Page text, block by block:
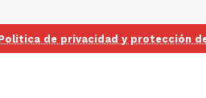
de privacidad y protección